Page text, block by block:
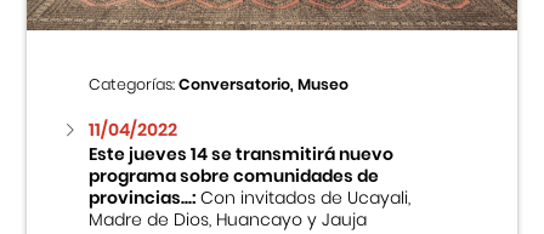
Categorías:Conversatorio, Museo
11/04/2022
Este jueves 14 se transmitirá nuevo
programa sobre comunidades de
provincias...:Con invitados de Ucayali,
Madre de Dios, Huancayo y Jauja